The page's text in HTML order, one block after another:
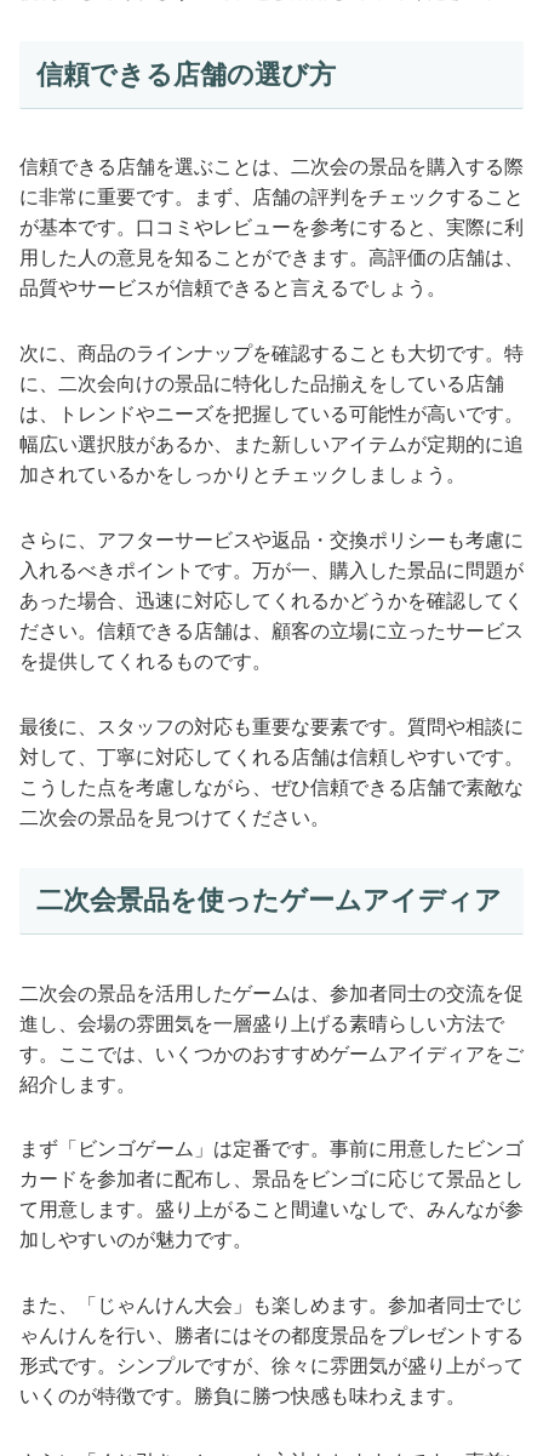
信頼できる店舗の選び方
信頼できる店舗を選ぶことは、二次会の景品を購入する際
に非常に重要です。まず、店舗の評判をチェックすること
が基本です。口コミやレビューを参考にすると、実際に利
用した人の意見を知ることができます。高評価の店舗は、
品質やサービスが信頼できると言えるでしょう。
次に、商品のラインナップを確認することも大切です。特
に、二次会向けの景品に特化した品揃えをしている店舗
は、トレンドやニーズを把握している可能性が高いです。
幅広い選択肢があるか、また新しいアイテムが定期的に追
加されているかをしっかりとチェックしましょう。
さらに、アフターサービスや返品・交換ポリシーも考慮に
入れるべきポイントです。万が一、購入した景品に問題が
あった場合、迅速に対応してくれるかどうかを確認してく
ださい。信頼できる店舗は、顧客の立場に立ったサービス
を提供してくれるものです。
最後に、スタッフの対応も重要な要素です。質問や相談に
対して、丁寧に対応してくれる店舗は信頼しやすいです。
こうした点を考慮しながら、ぜひ信頼できる店舗で素敵な
二次会の景品を見つけてください。
二次会景品を使ったゲームアイディア
二次会の景品を活用したゲームは、参加者同士の交流を促
進し、会場の雰囲気を一層盛り上げる素晴らしい方法で
す。ここでは、いくつかのおすすめゲームアイディアをご
紹介します。
まず「ビンゴゲーム」は定番です。事前に用意したビンゴ
カードを参加者に配布し、景品をビンゴに応じて景品とし
て用意します。盛り上がること間違いなしで、みんなが参
加しやすいのが魅力です。
また、「じゃんけん大会」も楽しめます。参加者同士でじ
ゃんけんを行い、勝者にはその都度景品をプレゼントする
形式です。シンプルですが、徐々に雰囲気が盛り上がって
いくのが特徴です。勝負に勝つ快感も味わえます。